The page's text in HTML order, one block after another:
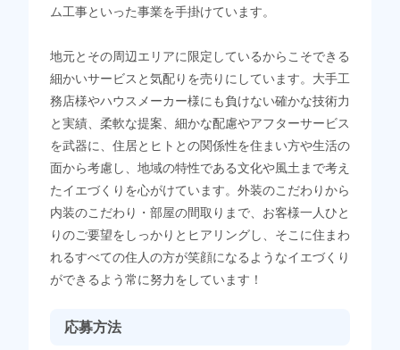
ム工事といった事業を手掛けています。
地元とその周辺エリアに限定しているからこそできる
細かいサービスと気配りを売りにしています。大手工
務店様やハウスメーカー様にも負けない確かな技術力
と実績、柔軟な提案、細かな配慮やアフターサービス
を武器に、住居とヒトとの関係性を住まい方や生活の
面から考慮し、地域の特性である文化や風土まで考え
たイエづくりを心がけています。外装のこだわりから
内装のこだわり・部屋の間取りまで、お客様一人ひと
りのご要望をしっかりとヒアリングし、そこに住まわ
れるすべての住人の方が笑顔になるようなイエづくり
ができるよう常に努力をしています！
応募方法